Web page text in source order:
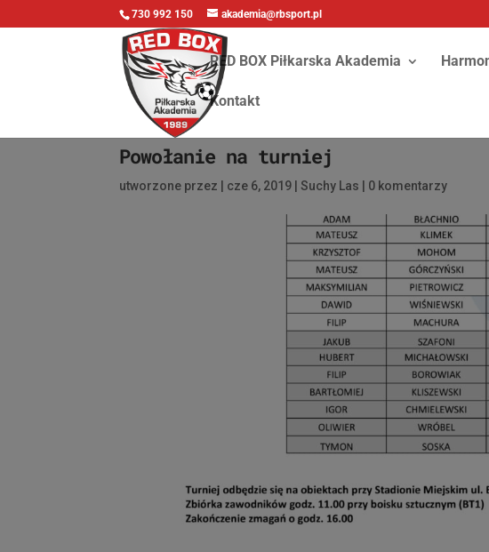
730 992 150 akademia@rbsport.pl
RED BOX Piłkarska Akademia
Kontakt
Powołanie na turniej
utworzone przez cze 6, 2019 |Suchy Las 0 komentarzy